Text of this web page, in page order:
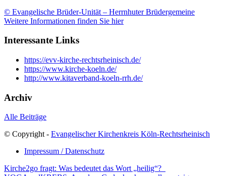
© Evangelische Brüder-Unität – Herrnhuter Brüdergemeine
Weitere Informationen finden Sie hier
Interessante Links
https://evv-kirche-rechtsrheinisch.de/
https://www.kirche-koeln.de/
http://www.kitaverband-koeln-rrh.de/
Archiv
Alle Beiträge
© Copyright - Evangelischer Kirchenkreis Köln-Rechtsrheinisch
Impressum / Datenschutz
Kirche2go fragt: Was bedeutet das Wort „heilig“?